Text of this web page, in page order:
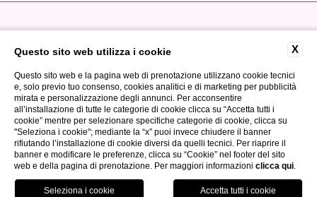
P.IVA 03300050980
CIR: 017067-ALB-00040
CIN: IT017067A1TUCYP3MT
X
Questo sito web utilizza i cookie
Questo sito web e la pagina web di prenotazione utilizzano cookie tecnici
e, solo previo tuo consenso, cookies analitici e di marketing per pubblicità
mirata e personalizzazione degli annunci. Per acconsentire
all’installazione di tutte le categorie di cookie clicca su “Accetta tutti i
cookie” mentre per selezionare specifiche categorie di cookie, clicca su
"Seleziona i cookie"; mediante la “x” puoi invece chiudere il banner
rifiutando l’installazione di cookie diversi da quelli tecnici. Per riaprire il
banner e modificare le preferenze, clicca su “Cookie” nel footer del sito
web e della pagina di prenotazione. Per maggiori informazioni clicca qui.